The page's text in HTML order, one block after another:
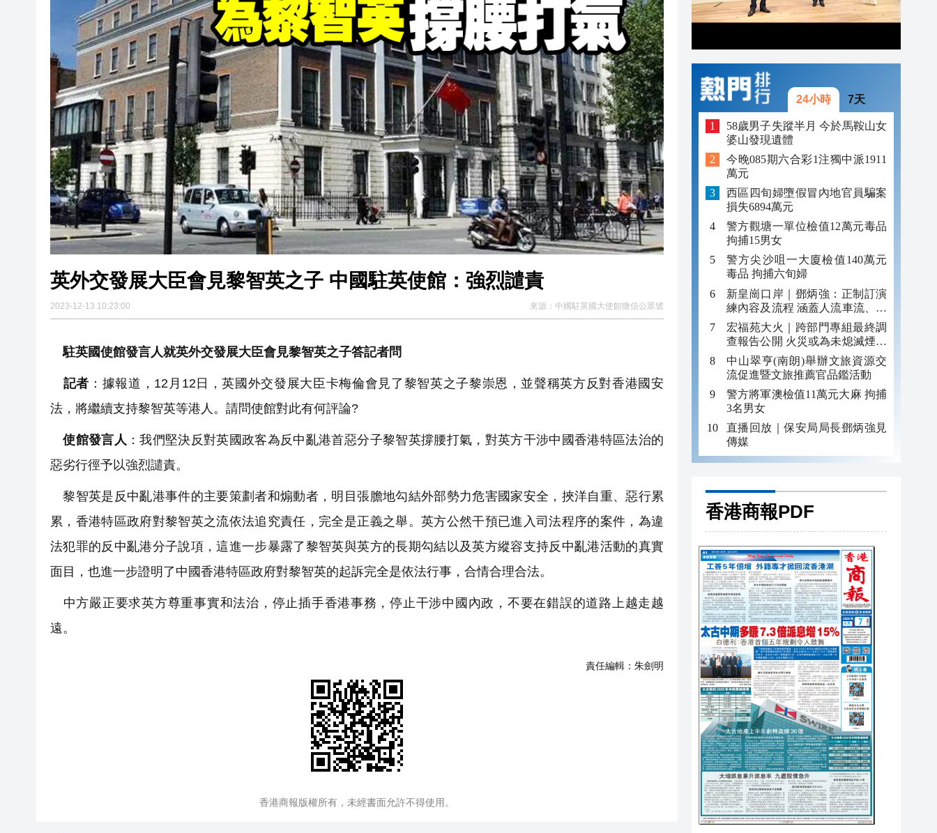
從批評鮑威爾到頻繁致電沃什 特朗普對美聯儲影響力再受關注
19:25
英外交發展大臣會見黎智英之子 中國駐英使館：強烈譴責
2023-12-13 10:23:00 來源： 中國駐英國大使館微信公眾號
駐英國使館發言人就英外交發展大臣會見黎智英之子答記者問
記者 ：據報道，12月12日，英國外交發展大臣卡梅倫會見了黎智英之子黎崇恩，並聲稱英方反對香港國安
法，將繼續支持黎智英等港人。請問使館對此有何評論?
使館發言人 ：我們堅決反對英國政客為反中亂港首惡分子黎智英撐腰打氣，對英方干涉中國香港特區法治的
惡劣行徑予以強烈譴責。
黎智英是反中亂港事件的主要策劃者和煽動者，明目張膽地勾結外部勢力危害國家安全，挾洋自重、惡行累
累，香港特區政府對黎智英之流依法追究責任，完全是正義之舉。英方公然干預已進入司法程序的案件，為違
法犯罪的反中亂港分子說項，這進一步暴露了黎智英與英方的長期勾結以及英方縱容支持反中亂港活動的真實
面目，也進一步證明了中國香港特區政府對黎智英的起訴完全是依法行事，合情合理合法。
中方嚴正要求英方尊重事實和法治，停止插手香港事務，停止干涉中國內政，不要在錯誤的道路上越走越
遠。
責任編輯： 朱劍明
香港商報版權所有，未經書面允許不得使用。
24小時 7天
58歲男子失蹤半月 今於馬鞍山女
婆山發現遺體
今晚085期六合彩1注獨中派1911
萬元
西區四旬婦墮假冒內地官員騙案
損失6894萬元
警方觀塘一單位檢值12萬元毒品
拘捕15男女
警方尖沙咀一大廈檢值140萬元
毒品 拘捕六旬婦
新皇崗口岸｜鄧炳強：正制訂演
練內容及流程 涵蓋人流車流、緊
急應變等
宏福苑大火｜跨部門專組最終調
查報告公開 火災或為未熄滅煙頭
引發
中山翠亨(南朗)舉辦文旅資源交
流促進暨文旅推薦官品鑑活動
警方將軍澳檢值11萬元大麻 拘捕
3名男女
直播回放｜保安局局長鄧炳強見
傳媒
香港商報PDF